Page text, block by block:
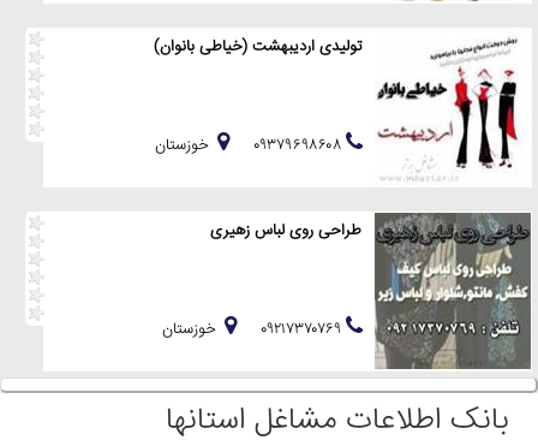
تولیدی اردیبهشت (خیاطی بانوان)
خوزستان
طراحی روی لباس زهیری
خوزستان
بانک اطلاعات مشاغل استانها